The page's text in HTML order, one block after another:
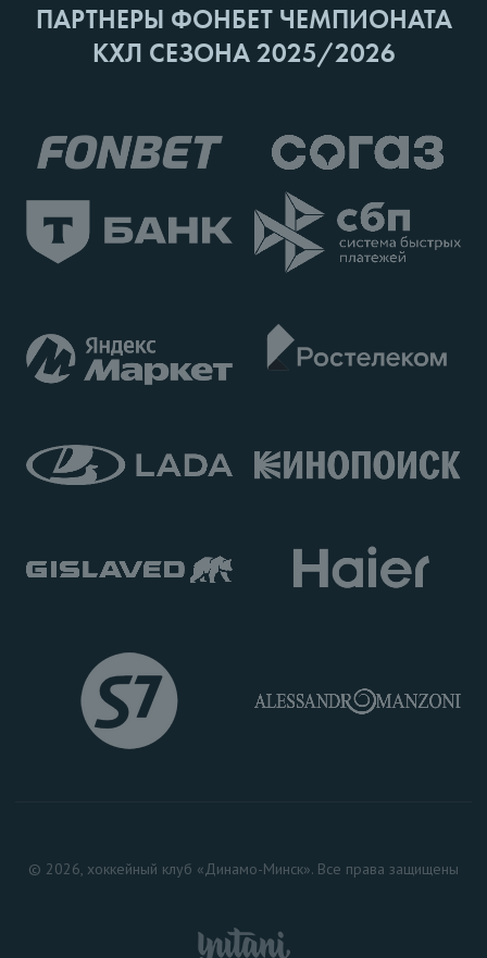
ПАРТНЕРЫ ФОНБЕТ ЧЕМПИОНАТА
КХЛ СЕЗОНА 2025/2026
© 2026, хоккейный клуб «Динамо-Минск». Все права защищены